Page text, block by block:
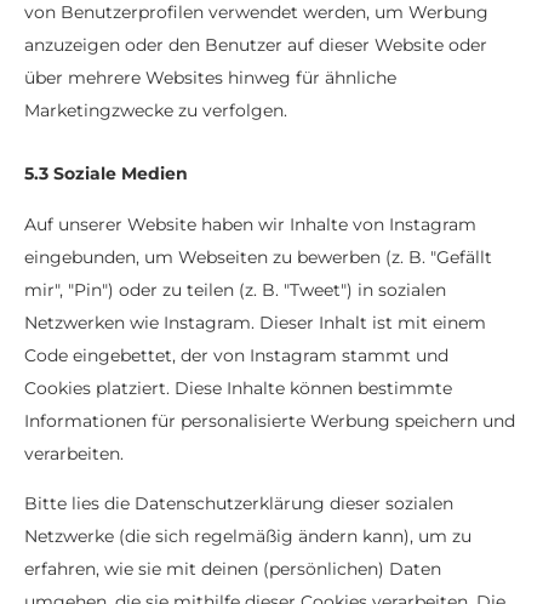
von Benutzerprofilen verwendet werden, um Werbung
anzuzeigen oder den Benutzer auf dieser Website oder
über mehrere Websites hinweg für ähnliche
Marketingzwecke zu verfolgen.
5.3 Soziale Medien
Auf unserer Website haben wir Inhalte von Instagram
eingebunden, um Webseiten zu bewerben (z. B. "Gefällt
mir", "Pin") oder zu teilen (z. B. "Tweet") in sozialen
Netzwerken wie Instagram. Dieser Inhalt ist mit einem
Code eingebettet, der von Instagram stammt und
Cookies platziert. Diese Inhalte können bestimmte
Informationen für personalisierte Werbung speichern und
verarbeiten.
Bitte lies die Datenschutzerklärung dieser sozialen
Netzwerke (die sich regelmäßig ändern kann), um zu
erfahren, wie sie mit deinen (persönlichen) Daten